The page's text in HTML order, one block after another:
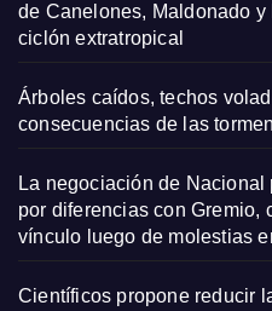
de Canelones, Maldonado
ciclón extratropical
Árboles caídos, techos
consecuencias de las
La negociación de
por diferencias con Gremio,
vínculo luego de molestias
Científicos propone reducir